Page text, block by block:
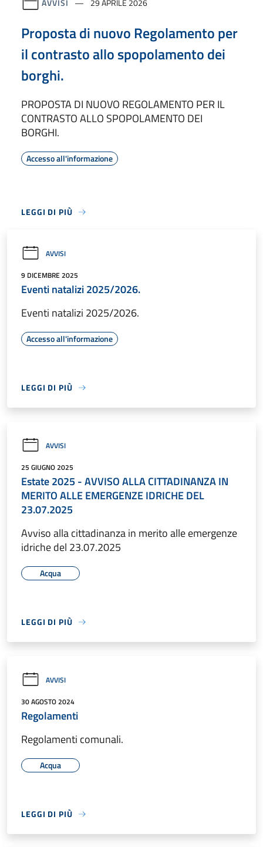
Proposta di nuovo Regolamento per
il contrasto allo spopolamento dei
borghi.
PROPOSTA DI NUOVO REGOLAMENTO PER IL
CONTRASTO ALLO SPOPOLAMENTO DEI
BORGHI.
Accesso all'informazione
LEGGI DI PIÙ
AVVISI
9 DICEMBRE 2025
Eventi natalizi 2025/2026.
Eventi natalizi 2025/2026.
Accesso all'informazione
LEGGI DI PIÙ
AVVISI
25 GIUGNO 2025
Estate 2025 - AVVISO ALLA CITTADINANZA IN
MERITO ALLE EMERGENZE IDRICHE DEL
23.07.2025
Avviso alla cittadinanza in merito alle emergenze
idriche del 23.07.2025
Acqua
LEGGI DI PIÙ
AVVISI
30 AGOSTO 2024
Regolamenti
Regolamenti comunali.
Acqua
LEGGI DI PIÙ